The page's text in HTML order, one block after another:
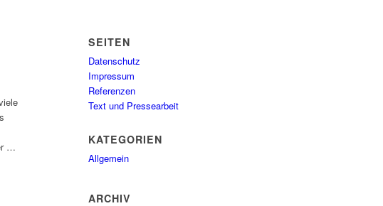
…
SEITEN
Datenschutz
Impressum
Referenzen
Text und Pressearbeit
KATEGORIEN
Allgemein
ARCHIV